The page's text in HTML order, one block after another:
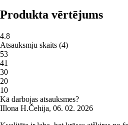
Produkta vērtējums
4.8
Atsauksmju skaits (4)
53
41
30
20
10
Kā darbojas atsauksmes?
IIlona H.Čehija, 06. 02. 2026